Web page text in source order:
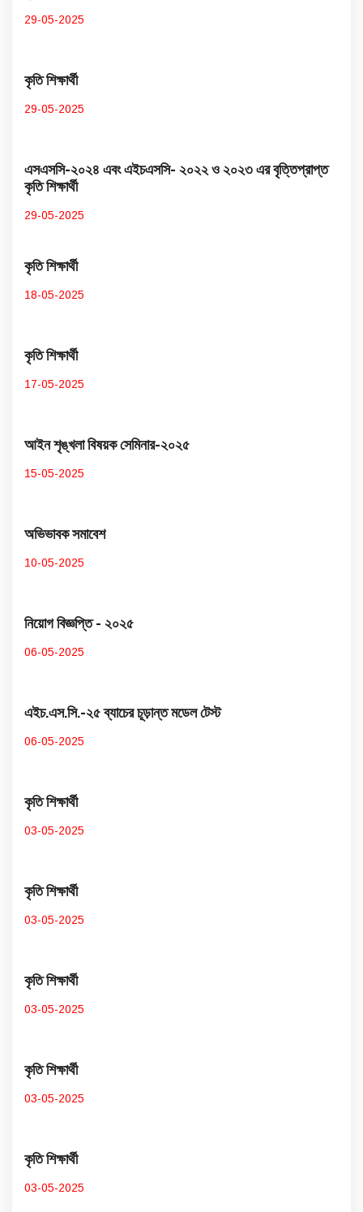
29-05-2025
কৃতি শিক্ষার্থী
29-05-2025
এসএসসি-২০২৪ এবং এইচএসসি- ২০২২ ও ২০২৩ এর বৃত্তিপ্রাপ্ত
কৃতি শিক্ষার্থী
29-05-2025
কৃতি শিক্ষার্থী
18-05-2025
কৃতি শিক্ষার্থী
17-05-2025
আইন শৃঙ্খলা বিষয়ক সেমিনার-২০২৫
15-05-2025
অভিভাবক সমাবেশ
10-05-2025
নিয়োগ বিজ্ঞপ্তি - ২০২৫
06-05-2025
এইচ.এস.সি.-২৫ ব্যাচের চূড়ান্ত মডেল টেস্ট
06-05-2025
কৃতি শিক্ষার্থী
03-05-2025
কৃতি শিক্ষার্থী
03-05-2025
কৃতি শিক্ষার্থী
03-05-2025
কৃতি শিক্ষার্থী
03-05-2025
কৃতি শিক্ষার্থী
03-05-2025